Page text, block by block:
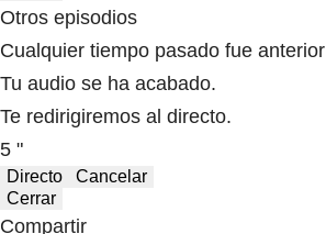
Otros episodios
Cualquier tiempo pasado fue anterior
Tu audio se ha acabado.
Te redirigiremos al directo.
5 "
Directo
Cancelar
Cerrar
Compartir